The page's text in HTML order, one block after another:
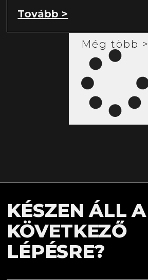
Tovább >
Még több >
KÉSZEN ÁLL A
KÖVETKEZŐ
LÉPÉSRE?